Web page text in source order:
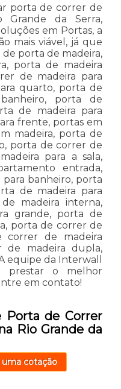
porta de correr de
Grande da Serra,
em Portas, a
mais viável, já que
de porta de madeira,
porta de madeira
de madeira para
quarto, porta de
porta de
de madeira para
frente, portas em
madeira, porta de
porta de correr de
para a sala,
entrada,
banheiro, porta
de madeira para
madeira interna,
grande, porta de
porta de correr de
correr de madeira
de madeira dupla,
equipe da Interwall
prestar o melhor
em contato!
Porta de Correr
Rio Grande da
uma cotação